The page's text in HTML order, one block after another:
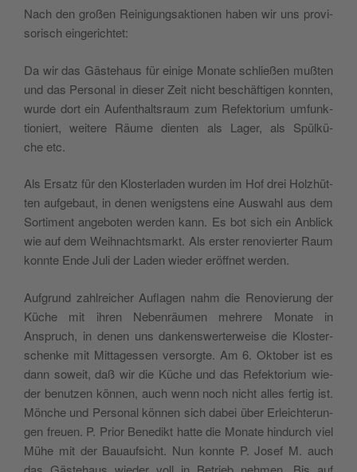
Nach den großen Rei­ni­gung­sak­tio­nen haben wir uns pro­vi­
so­ri­sch eingerichtet:
Da wir das Gäste­haus für eini­ge Mona­te schließen muß­ten
und das Per­so­nal in die­ser Zeit nicht beschäf­ti­gen konn­ten,
wur­de dort ein Aufen­thal­tsraum zum Refek­to­rium umfunk­
tio­niert, wei­te­re Räu­me dien­ten als Lager, als Spül­kü­
che etc.
Als Ersa­tz für den Klo­ster­la­den wur­den im Hof drei Hol­z­hüt­
ten auf­ge­baut, in denen wenig­stens eine Auswa­hl aus dem
Sor­ti­ment ange­bo­ten wer­den kann. Es bot sich ein Anblick
wie auf dem Weih­na­ch­tsmarkt. Als erster reno­vier­ter Raum
konn­te Ende Juli der Laden wie­der eröff­net werden.
Auf­grund zahl­rei­cher Aufla­gen nahm die Reno­vie­rung der
Küche mit ihren Neben­räu­men meh­re­re Mona­te in
Anspruch, in denen uns dan­ken­swer­ter­wei­se die Klo­ster­
schen­ke mit Mit­ta­ges­sen ver­sorg­te. Am 6. Okto­ber ist es
dann soweit, daß wir die Küche und das Refek­to­rium wie­
der benu­tzen kön­nen, auch wenn noch nicht alles fer­tig ist.
Mön­che und Per­so­nal kön­nen sich dabei über Erlei­ch­te­run­
gen freuen. P. Prior Bene­dikt hat­te die Mona­te hin­durch viel
Mühe mit der Bauauf­si­cht. Nun konn­te P. Josef M. auch